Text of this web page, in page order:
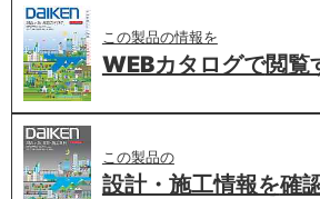
この製品の情報を
WEBカタログで閲覧
この製品の
設計・施工情報を確